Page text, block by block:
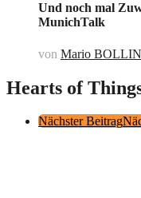
Und noch mal
MunichTalk
von Mario
Hearts of
PostNächster Beitrag